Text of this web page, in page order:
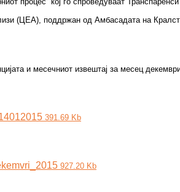
(ЦЕА), поддржан од Амбасадата на
и месечниот извештај за месец
391.69 Kb
927.20 Kb